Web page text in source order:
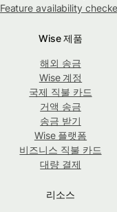
Feature availability
Wise 제품
해외 송금
Wise 계정
국제 직불 카드
거액 송금
송금 받기
Wise 플랫폼
비즈니스 직불 카드
대량 결제
리소스